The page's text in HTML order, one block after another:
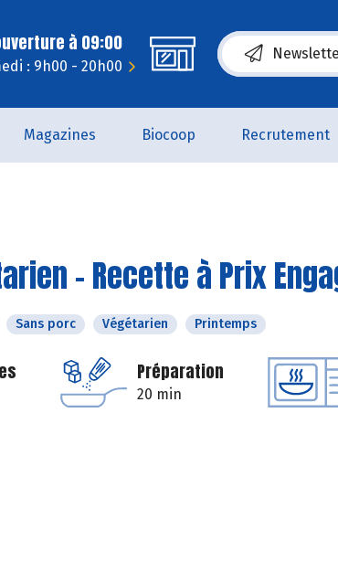
à 09:00
: 9h00 - 20h00 (s’ouvre dans
Magazines Biocoop Recrutement
- Recette à Prix
Sans porc Végétarien Printemps
Préparation
20 min